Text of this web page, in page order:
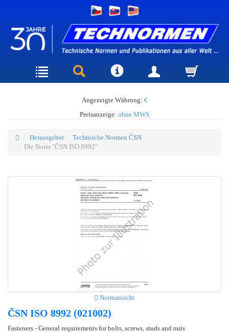
Angezeigte Währung: €
Preisanzeige: ohne MWS
Herausgeber
Technische Normen ČSN
Die Norm "ČSN ISO 8992"
Normansicht
ČSN ISO 8992 (021002)
Fasteners - General requirements for bolts, screws, studs and nuts